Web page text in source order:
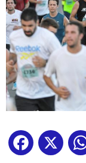
Facebook
X